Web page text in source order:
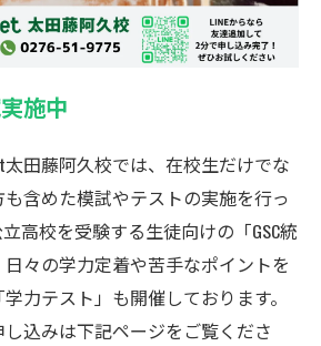
施中
太田藤阿久校では、在校生だけでな
含めた模試やテストの実施を行っ
高校を受験する生徒向けの「GSC統
々の学力定着や苦手なポイントを
力テスト」も開催しております。
込みは下記ページをご覧くださ